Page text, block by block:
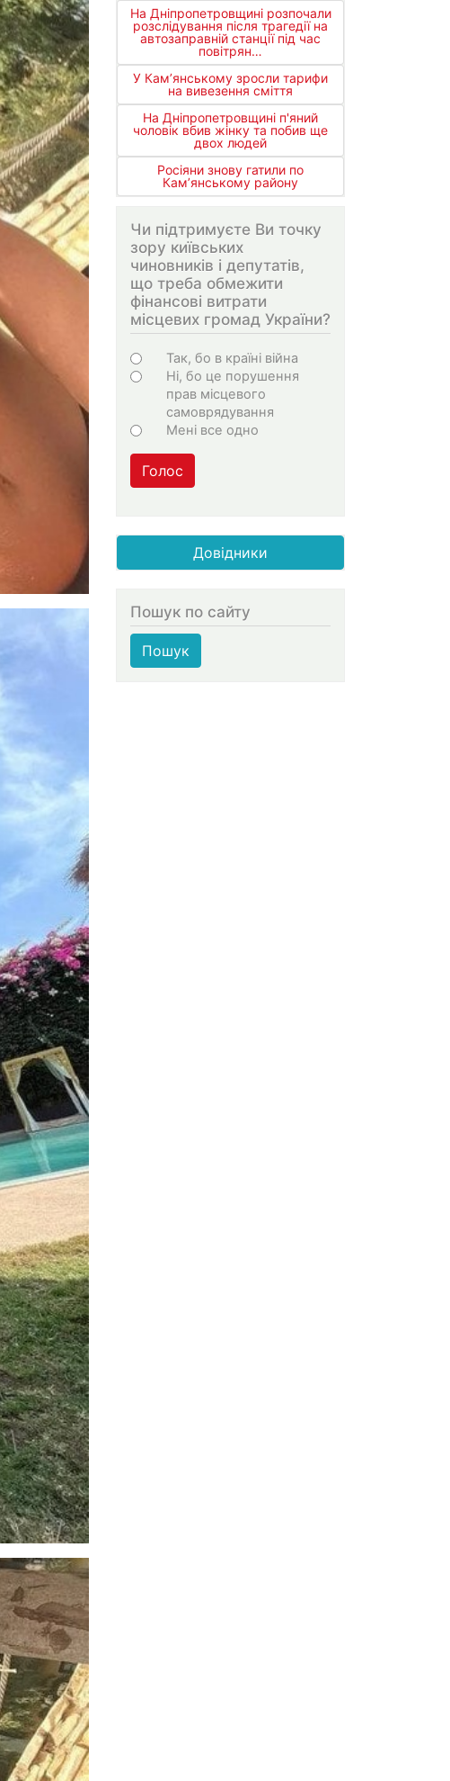
На Дніпропетровщині розпочали
розслідування після трагедії на
автозаправній станції під час
повітрян…
У Кам’янському зросли тарифи
на вивезення сміття
На Дніпропетровщині п'яний
чоловік вбив жінку та побив ще
двох людей
Росіяни знову гатили по
Кам’янському району
Чи підтримуєте Ви точку
зору київських
чиновників і депутатів,
що треба обмежити
фінансові витрати
місцевих громад України?
Варіанти
Так, бо в країні війна
Ні, бо це порушення
прав місцевого
самоврядування
Мені все одно
Голос
Довідники
Пошук по сайту
Пошук